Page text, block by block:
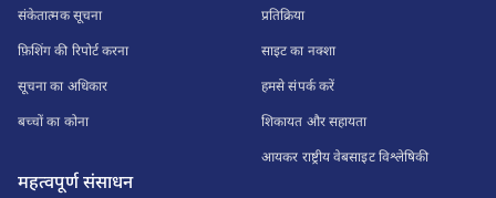
संकेतात्मक सूचना
फ़िशिंग की रिपोर्ट करना
सूचना का अधिकार
बच्चों का कोना
प्रतिक्रिया
साइट का नक्शा
हमसे संपर्क करें
शिकायत और सहायता
आयकर राष्ट्रीय वेबसाइट विश्लेषिकी
महत्वपूर्ण संसाधन